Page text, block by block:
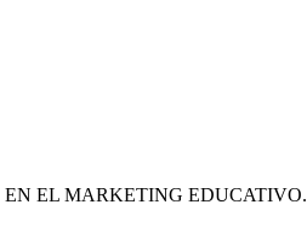
EL MARKETING EDUCATIVO.